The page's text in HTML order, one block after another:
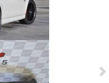
avec
GT & V6